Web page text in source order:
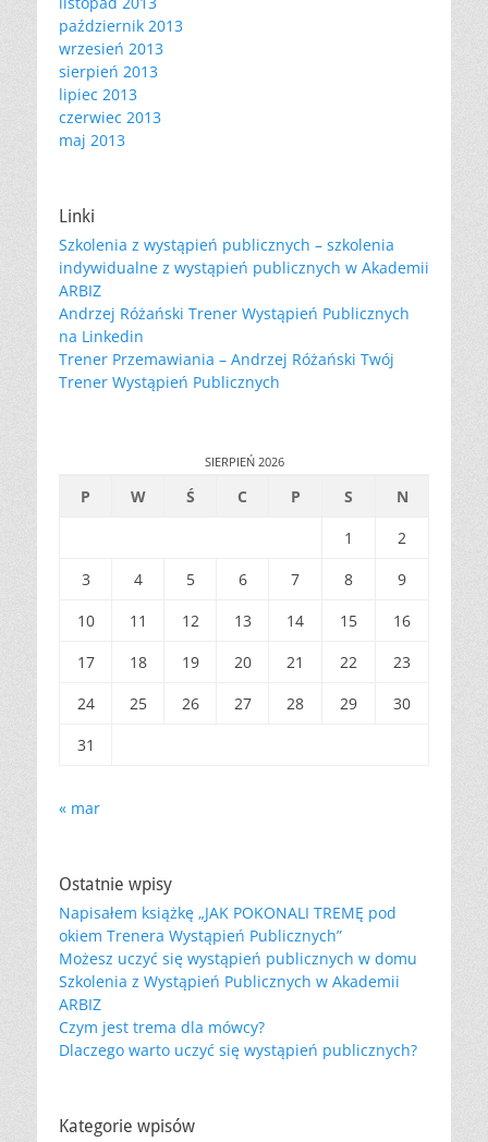
październik 2013
wrzesień 2013
sierpień 2013
lipiec 2013
czerwiec 2013
maj 2013
Linki
Szkolenia z wystąpień publicznych – szkolenia
indywidualne z wystąpień publicznych w Akademii
ARBIZ
Andrzej Różański Trener Wystąpień Publicznych
na Linkedin
Trener Przemawiania – Andrzej Różański Twój
Trener Wystąpień Publicznych
SIERPIEŃ 2026
P W Ś C P S
N
1
2
3
4 5 6 7 8
9
10
11 12 13 14 15
16
17
18 19 20 21 22
23
24
25 26 27 28 29
30
31
« mar
Ostatnie wpisy
Napisałem książkę „JAK POKONALI TREMĘ pod
okiem Trenera Wystąpień Publicznych”
Możesz uczyć się wystąpień publicznych w domu
Szkolenia z Wystąpień Publicznych w Akademii
ARBIZ
Czym jest trema dla mówcy?
Dlaczego warto uczyć się wystąpień publicznych?
Kategorie wpisów